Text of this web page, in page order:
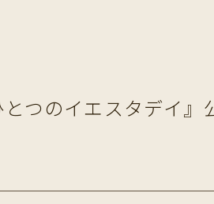
つのイエスタデイ』